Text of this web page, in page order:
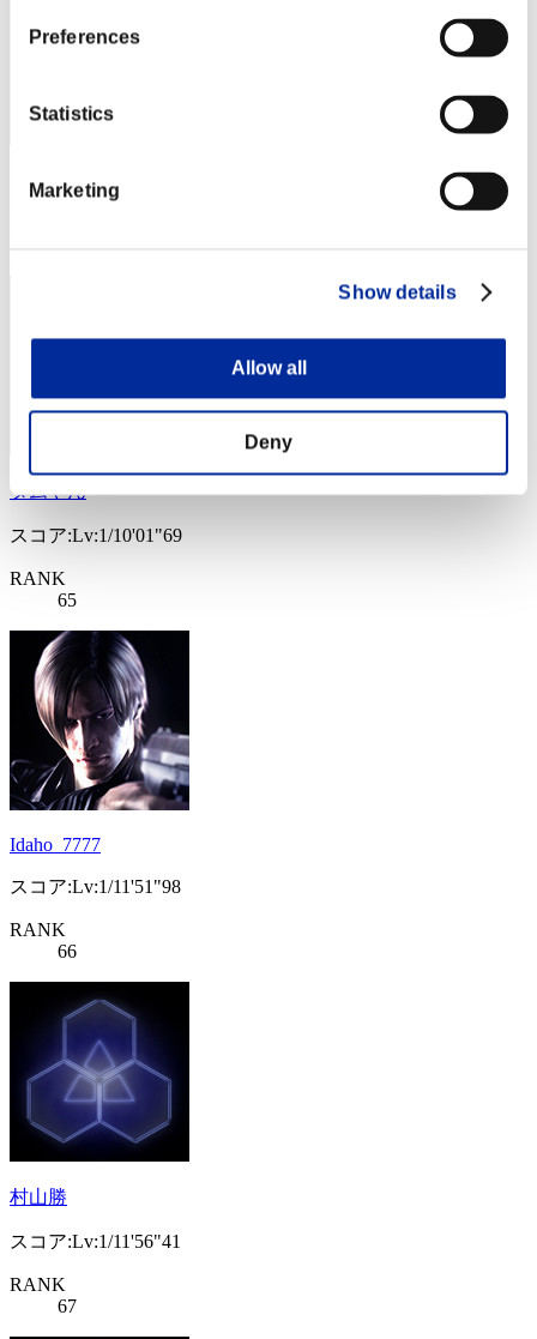
Preferences
Statistics
Marketing
Show details
Allow all
Deny
スコア: -
64
タムやん
スコア:Lv:1/10'01"69
RANK
65
Idaho_7777
スコア:Lv:1/11'51"98
RANK
66
村山勝
スコア:Lv:1/11'56"41
RANK
67